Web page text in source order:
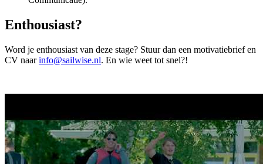
Enthousiast?
Word je enthousiast van deze stage? Stuur dan een motivatiebrief en
CV naarinfo@sailwise.nl. En wie weet tot snel?!